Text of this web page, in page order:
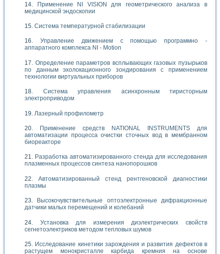
Применение NI VISION для геометрического анализа в
медицинской эндоскопии
Система температурной стабилизации
Управление движением с помощью программно -
аппаратного комплекса NI - Motion
Определение параметров всплывающих газовых пузырьков
по данным эхолокационного зондирования с применением
технологии виртуальных приборов
Система управления асинхронным тиристорным
электроприводом
Лазерный профилометр
Применение средств NATIONAL INSTRUMENTS для
автоматизации процесса очистки сточных вод в мембранном
биореакторе
Разработка автоматизированного стенда для исследования
плазменных процессов синтеза нанопорошков
Автоматизированный стенд рентгеновской диагностики
плазмы
Высокочувствительные оптоэлектронные дифракционные
датчики малых перемещений и колебаний
Установка для измерения диэлектрических свойств
сегнетоэлектриков методом тепловых шумов
Исследование кинетики зарождения и развития дефектов в
растущем монокристалле карбида кремния на основе